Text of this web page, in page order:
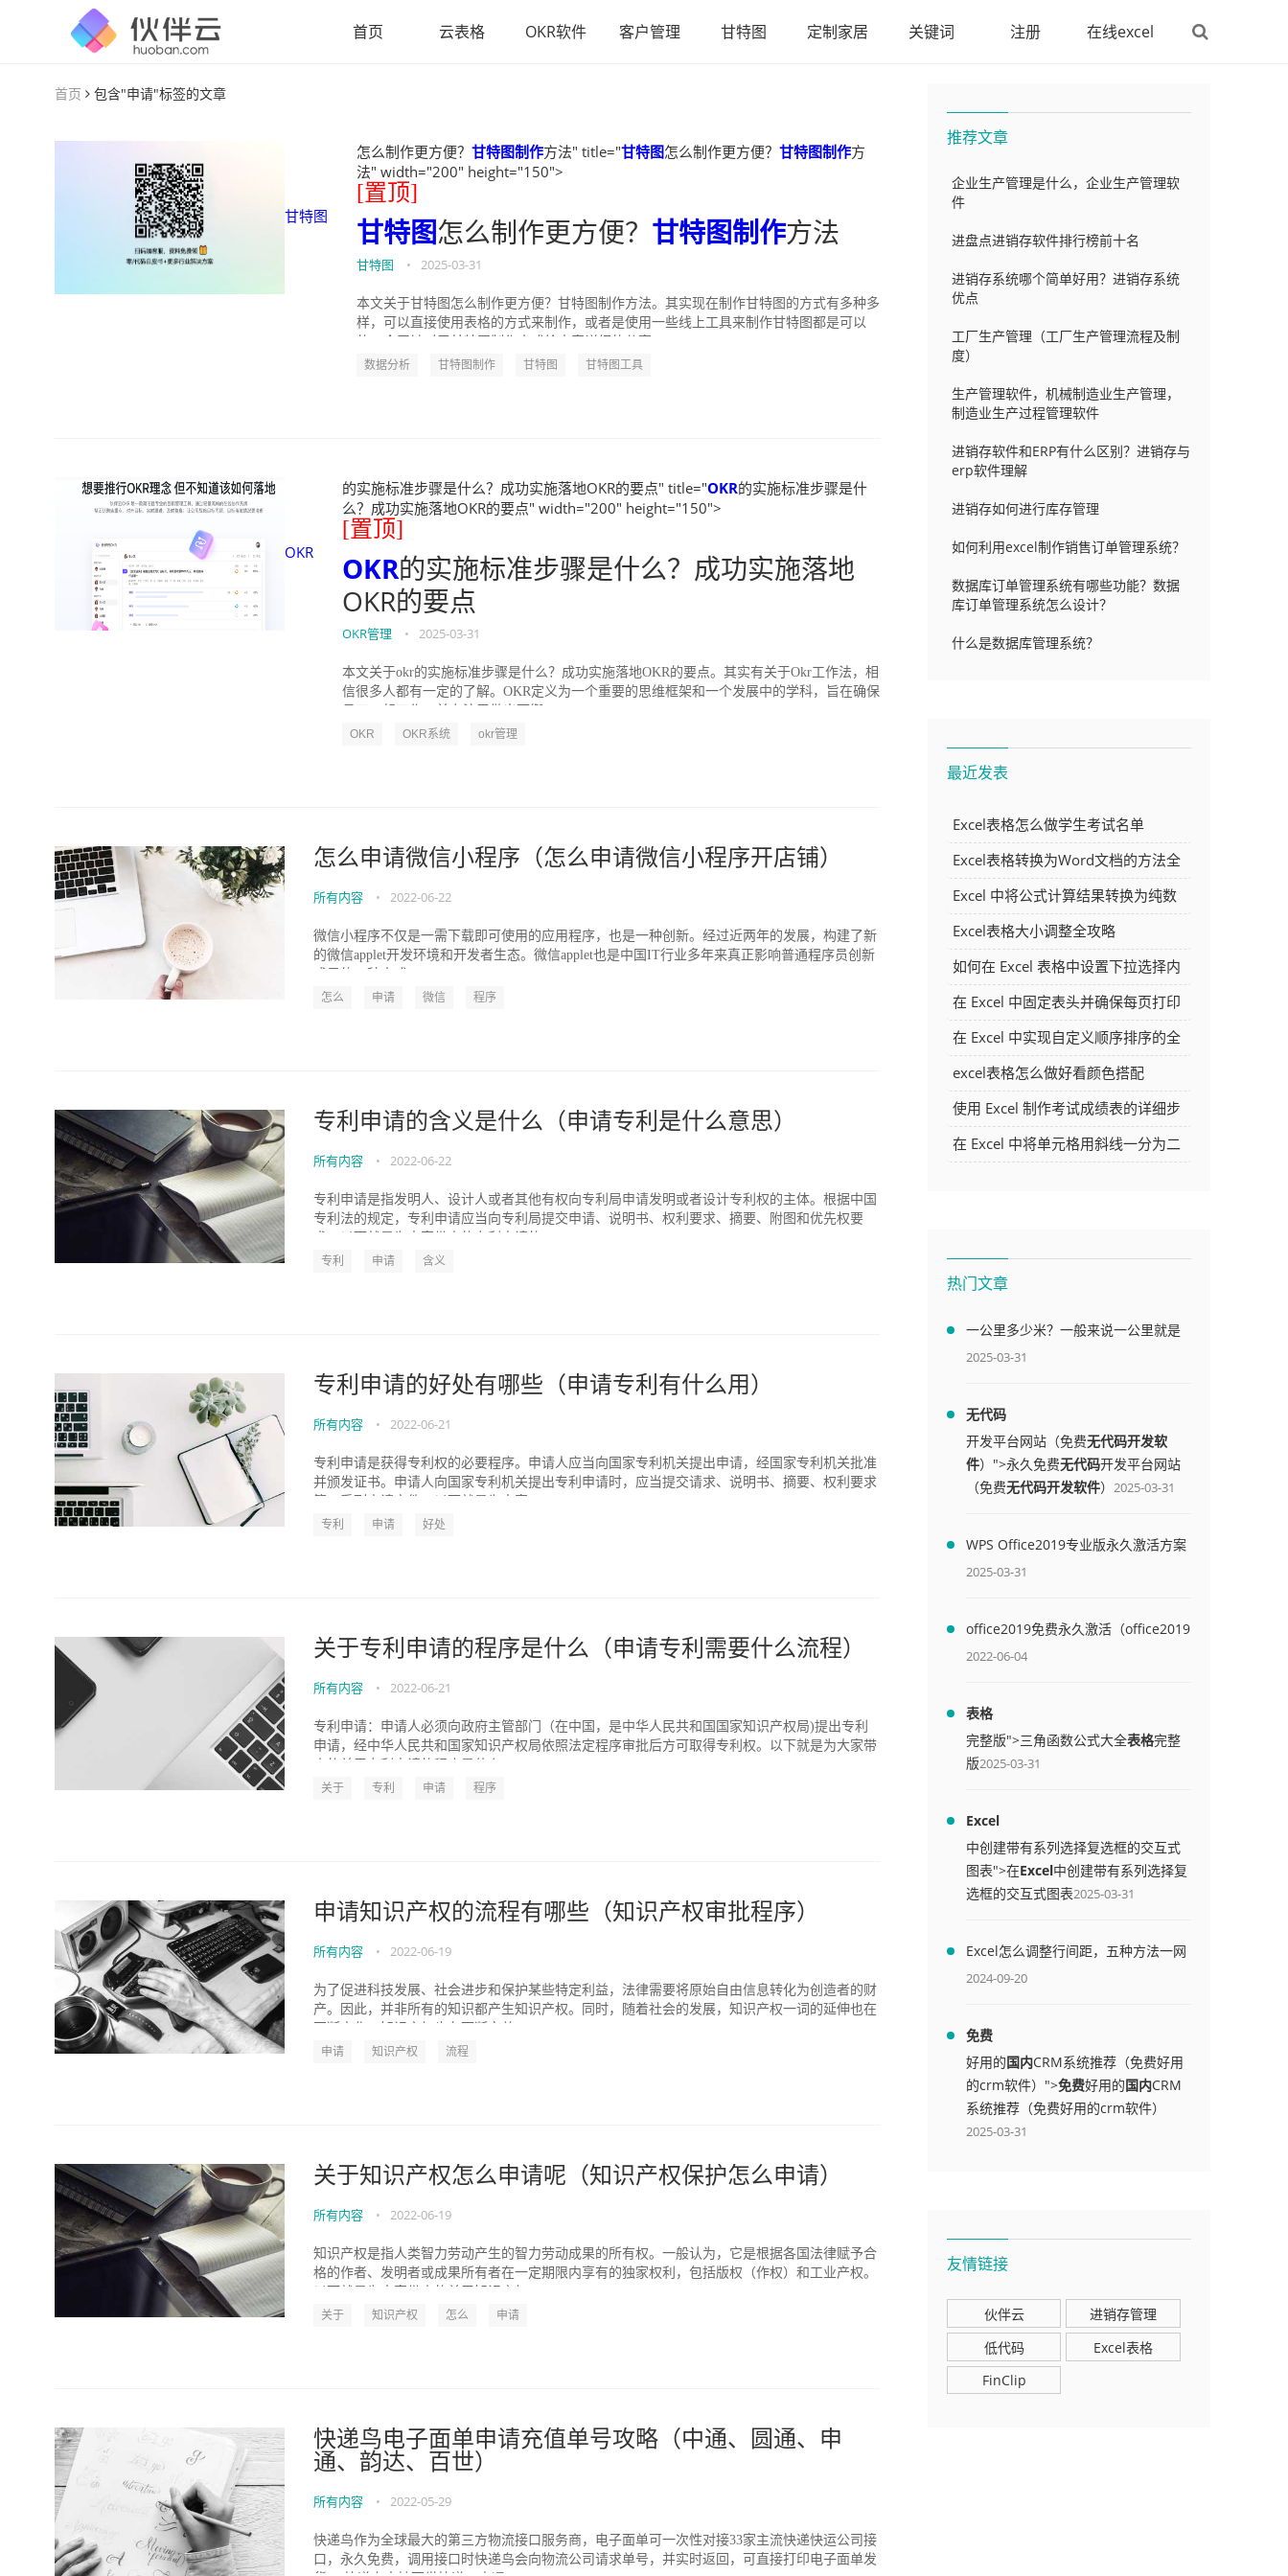
首页 云表格 OKR软件 客户管理 甘特图 定制家居 关键词 注册 在线excel
首页 包含"申请"标签的文章
甘特图
怎么制作更方便？ 甘特图制作方法" title="甘特图怎么制作更方便？ 甘特图制作方
法" width="200" height="150">
[置顶]
甘特图怎么制作更方便？ 甘特图制作方法
甘特图 • 2025-03-31
本文关于甘特图怎么制作更方便？甘特图制作方法。其实现在制作甘特图的方式有多种多
样，可以直接使用表格的方式来制作，或者是使用一些线上工具来制作甘特图都是可以
数据分析 甘特图制作 甘特图 甘特图工具
OKR
的实施标准步骤是什么？成功实施落地OKR的要点" title="OKR的实施标准步骤是什
么？成功实施落地OKR的要点" width="200" height="150">
[置顶]
OKR的实施标准步骤是什么？成功实施落地
OKR的要点
OKR管理 • 2025-03-31
本文关于okr的实施标准步骤是什么？成功实施落地OKR的要点。其实有关于Okr工作法，相
信很多人都有一定的了解。OKR定义为一个重要的思维框架和一个发展中的学科，旨在确保
OKR OKR系统 okr管理
怎么申请微信小程序（怎么申请微信小程序开店铺）
所有内容 • 2022-06-22
微信小程序不仅是一需下载即可使用的应用程序，也是一种创新。经过近两年的发展，构建了新
的微信applet开发环境和开发者生态。微信applet也是中国IT行业多年来真正影响普通程序员创新
怎么 申请 微信 程序
专利申请的含义是什么（申请专利是什么意思）
所有内容 • 2022-06-22
专利申请是指发明人、设计人或者其他有权向专利局申请发明或者设计专利权的主体。根据中国
专利法的规定，专利申请应当向专利局提交申请、说明书、权利要求、摘要、附图和优先权要
专利 申请 含义
专利申请的好处有哪些（申请专利有什么用）
所有内容 • 2022-06-21
专利申请是获得专利权的必要程序。申请人应当向国家专利机关提出申请，经国家专利机关批准
并颁发证书。申请人向国家专利机关提出专利申请时，应当提交请求、说明书、摘要、权利要求
专利 申请 好处
关于专利申请的程序是什么（申请专利需要什么流程）
所有内容 • 2022-06-21
专利申请：申请人必须向政府主管部门（在中国，是中华人民共和国国家知识产权局)提出专利
申请，经中华人民共和国家知识产权局依照法定程序审批后方可取得专利权。以下就是为大家带
关于 专利 申请 程序
申请知识产权的流程有哪些（知识产权审批程序）
所有内容 • 2022-06-19
为了促进科技发展、社会进步和保护某些特定利益，法律需要将原始自由信息转化为创造者的财
产。因此，并非所有的知识都产生知识产权。同时，随着社会的发展，知识产权一词的延伸也在
申请 知识产权 流程
关于知识产权怎么申请呢（知识产权保护怎么申请）
所有内容 • 2022-06-19
知识产权是指人类智力劳动产生的智力劳动成果的所有权。一般认为，它是根据各国法律赋予合
格的作者、发明者或成果所有者在一定期限内享有的独家权利，包括版权（作权）和工业产权。
关于 知识产权 怎么 申请
快递鸟电子面单申请充值单号攻略（中通、圆通、申
通、韵达、百世）
所有内容 • 2022-05-29
快递鸟作为全球最大的第三方物流接口服务商，电子面单可一次性对接33家主流快递快运公司接
口，永久免费，调用接口时快递鸟会向物流公司请求单号，并实时返回，可直接打印电子面单发
推荐文章
企业生产管理是什么，企业生产管理软
件
进盘点进销存软件排行榜前十名
进销存系统哪个简单好用？进销存系统
优点
工厂生产管理（工厂生产管理流程及制
度）
生产管理软件，机械制造业生产管理，
制造业生产过程管理软件
进销存软件和ERP有什么区别？进销存与
erp软件理解
进销存如何进行库存管理
如何利用excel制作销售订单管理系统？
数据库订单管理系统有哪些功能？数据
库订单管理系统怎么设计？
什么是数据库管理系统？
最近发表
Excel表格怎么做学生考试名单
Excel表格转换为Word文档的方法全
解析
Excel 中将公式计算结果转换为纯数
字的多种方法
Excel表格大小调整全攻略
如何在 Excel 表格中设置下拉选择内
容
在 Excel 中固定表头并确保每页打印
时都显示表头的方法详解
在 Excel 中实现自定义顺序排序的全
面指南
excel表格怎么做好看颜色搭配
使用 Excel 制作考试成绩表的详细步
骤及技巧
在 Excel 中将单元格用斜线一分为二
热门文章
一公里多少米？一般来说一公里就是
1000米
2025-03-31
无代码
开发平台网站（免费无代码开发软
件）">永久免费无代码开发平台网站
（免费无代码开发软件） 2025-03-31
WPS Office2019专业版永久激活方案
(附终身授权序列号)
2025-03-31
office2019免费永久激活（office2019
免费永久激活码）
2022-06-04
表格
完整版">三角函数公式大全表格完整
版2025-03-31
Excel
中创建带有系列选择复选框的交互式
图表">在Excel中创建带有系列选择复
选框的交互式图表2025-03-31
Excel怎么调整行间距，五种方法一网
打尽
2024-09-20
免费
好用的国内CRM系统推荐（免费好用
的crm软件）">免费好用的国内CRM
系统推荐（免费好用的crm软件）
2025-03-31
友情链接
伙伴云
进销存管理
低代码
Excel表格
FinClip